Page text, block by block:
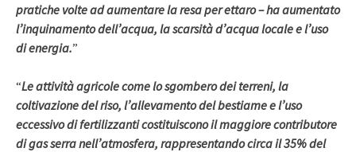
pratiche volte ad aumentare la resa per ettaro – ha aumentato
l’inquinamento dell’acqua, la scarsità d’acqua locale e l’uso
di energia.”
“Le attività agricole come lo sgombero dei terreni, la
coltivazione del riso, l’allevamento del bestiame e l’uso
eccessivo di fertilizzanti costituiscono il maggiore contributore
di gas serra nell’atmosfera, rappresentando circa il 35% del